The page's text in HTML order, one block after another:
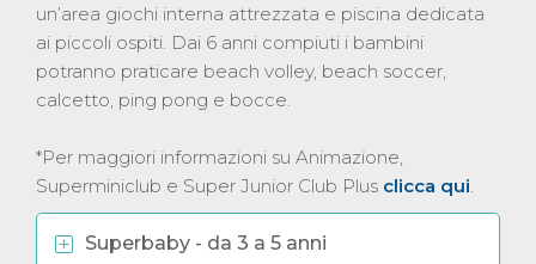
un’area giochi interna attrezzata e piscina dedicata
ai piccoli ospiti. Dai 6 anni compiuti i bambini
potranno praticare beach volley, beach soccer,
calcetto, ping pong e bocce.
*Per maggiori informazioni su Animazione,
Superminiclub e Super Junior Club Plus clicca qui
Superbaby - da 3 a 5 anni